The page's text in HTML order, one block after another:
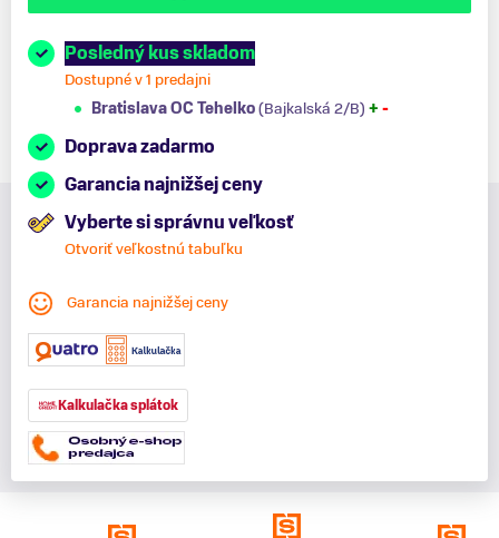
Posledný kus skladom
Dostupné v 1 predajni
Bratislava OC Tehelko(Bajkalská 2/B) + -
Doprava zadarmo
Garancia najnižšej ceny
Vyberte si správnu veľkosť
Otvoriť veľkostnú tabuľku
Garancia najnižšej ceny
Kalkulačka splátok